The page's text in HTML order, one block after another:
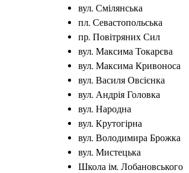
вул. Смілянська
пл. Севастопольська
пр. Повітряних Сил
вул. Максима Токарєва
вул. Максима Кривоноса
вул. Василя Овсієнка
вул. Андрія Головка
вул. Народна
вул. Крутогірна
вул. Володимира Брожка
вул. Мистецька
Школа ім. Лобановського